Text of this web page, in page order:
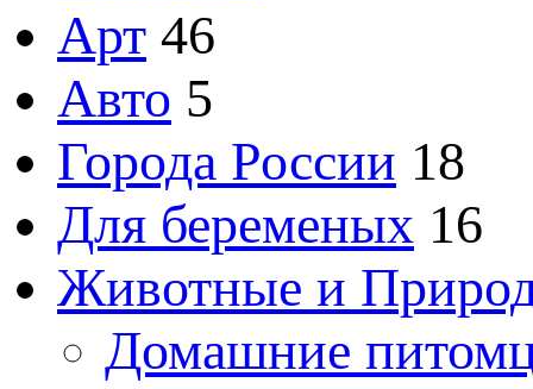
Арт 46
Авто 5
Города России 18
Для беременых 16
Животные и
Домашние